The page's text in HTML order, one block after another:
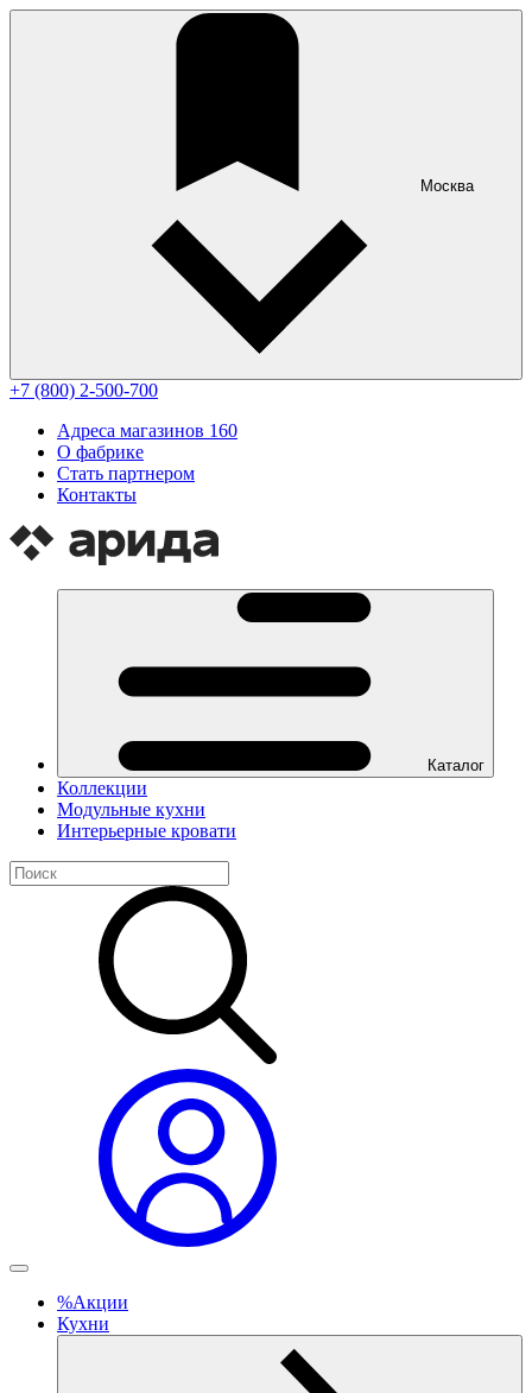
Москва
+7 (800) 2-500-700
Адреса магазинов 160
О фабрике
Стать партнером
Контакты
Каталог
Коллекции
Модульные кухни
Интерьерные кровати
%Акции
Кухни